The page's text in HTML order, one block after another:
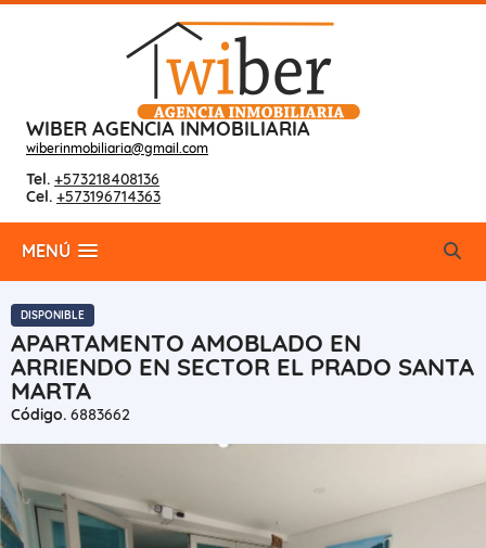
WIBER AGENCIA INMOBILIARIA
wiberinmobiliaria@gmail.com
Tel. +573218408136
Cel. +573196714363
MENÚ
DISPONIBLE
APARTAMENTO AMOBLADO EN
ARRIENDO EN SECTOR EL PRADO SANTA
MARTA
Código. 6883662